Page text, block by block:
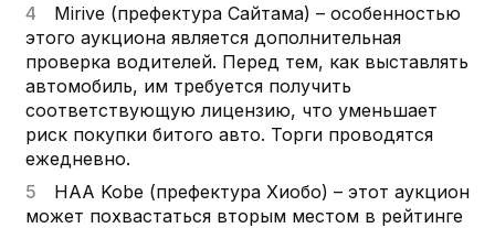
Mirive (префектура Сайтама) – особенностью
этого аукциона является дополнительная
проверка водителей. Перед тем, как выставлять
автомобиль, им требуется получить
соответствующую лицензию, что уменьшает
риск покупки битого авто. Торги проводятся
ежедневно.
HAA Kobe (префектура Хиобо) – этот аукцион
может похвастаться вторым местом в рейтинге